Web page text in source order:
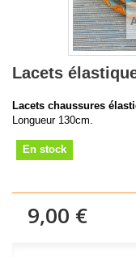
Lacets
Lacets chaussures
Longueur 130cm.
En stock
9,00 €